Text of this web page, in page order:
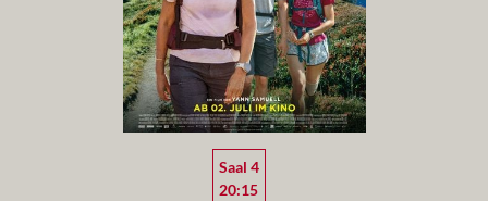
Saal 4
20:15